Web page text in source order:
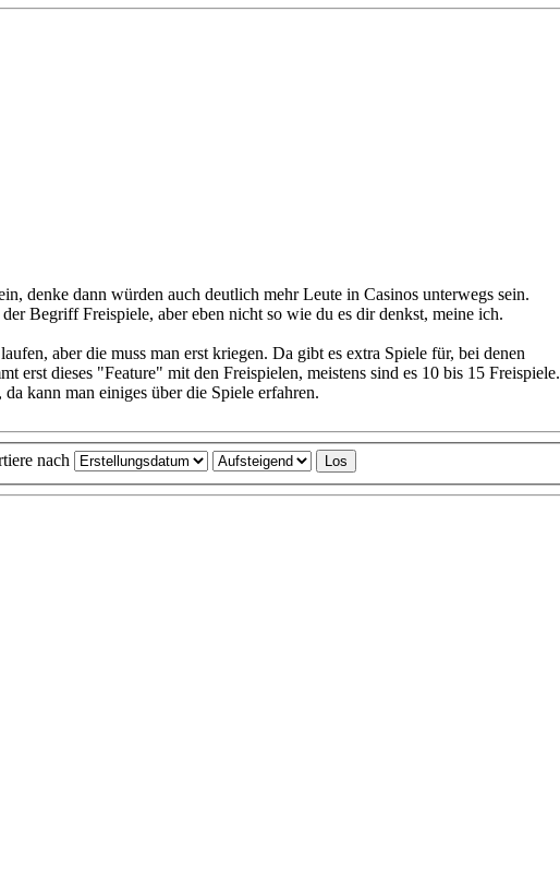
denke dann würden auch deutlich mehr Leute in Casinos unterwegs sein.
Begriff Freispiele, aber eben nicht so wie du es dir denkst, meine ich.
aber die muss man erst kriegen. Da gibt es extra Spiele für, bei denen
erst dieses "Feature" mit den Freispielen, meistens sind es 10 bis 15 Freispiele.
kann man einiges über die Spiele erfahren.
nach